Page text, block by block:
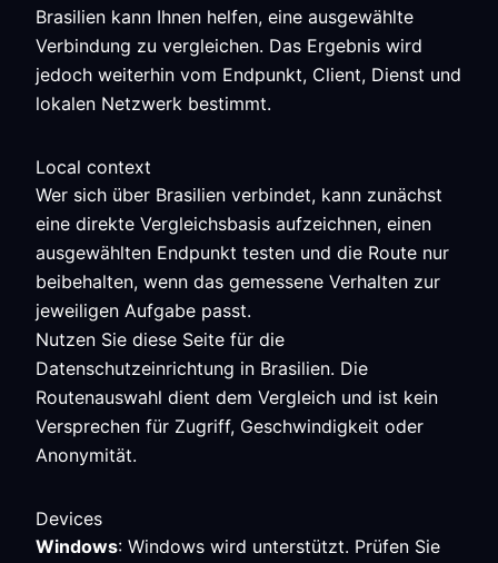
Brasilien kann Ihnen helfen, eine ausgewählte
Verbindung zu vergleichen. Das Ergebnis wird
jedoch weiterhin vom Endpunkt, Client, Dienst und
lokalen Netzwerk bestimmt.
Local context
Wer sich über Brasilien verbindet, kann zunächst
eine direkte Vergleichsbasis aufzeichnen, einen
ausgewählten Endpunkt testen und die Route nur
beibehalten, wenn das gemessene Verhalten zur
jeweiligen Aufgabe passt.
Nutzen Sie diese Seite für die
Datenschutzeinrichtung in Brasilien. Die
Routenauswahl dient dem Vergleich und ist kein
Versprechen für Zugriff, Geschwindigkeit oder
Anonymität.
Devices
Windows: Windows wird unterstützt. Prüfen Sie